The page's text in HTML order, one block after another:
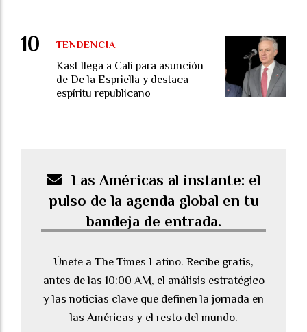
Kast llega a Cali para asunción
de De la Espriella y destaca
espíritu republicano
TENDENCIA
Las Américas al instante: el
pulso de la agenda global en tu
bandeja de entrada.
Únete a The Times Latino. Recibe gratis,
antes de las 10:00 AM, el análisis estratégico
y las noticias clave que definen la jornada en
las Américas y el resto del mundo.